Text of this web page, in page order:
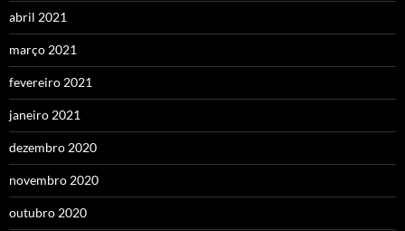
abril 2021
março 2021
fevereiro 2021
janeiro 2021
dezembro 2020
novembro 2020
outubro 2020